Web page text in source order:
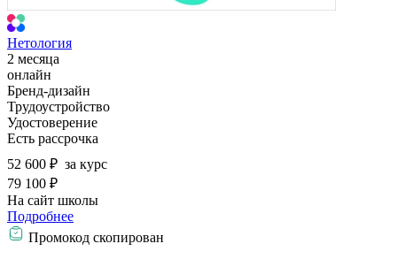
Нетология
2 месяца
онлайн
Бренд-дизайн
Трудоустройство
Удостоверение
Есть рассрочка
52 600 ₽ за курс
79 100 ₽
На сайт школы
Подробнее
Промокод скопирован